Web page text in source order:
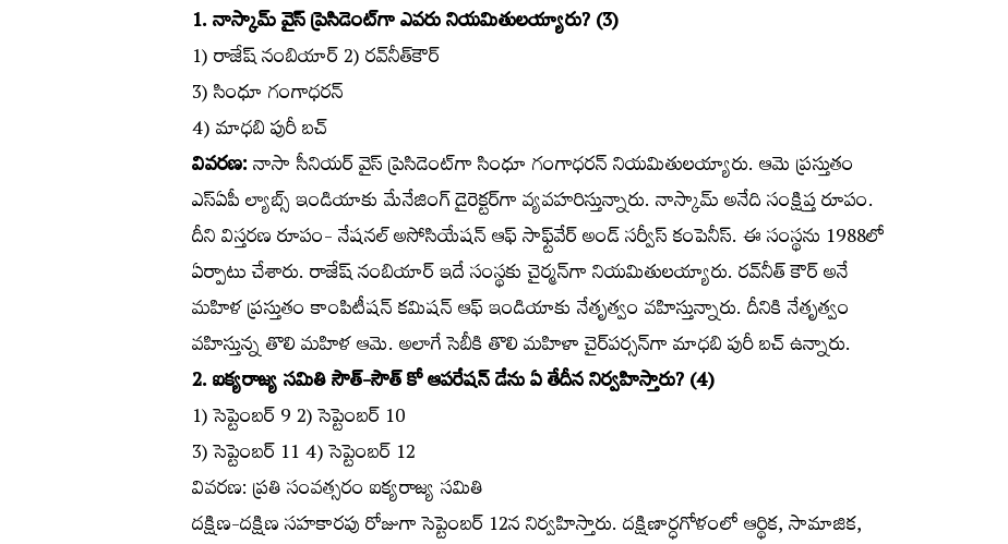
1. నాస్కామ్‌ వైస్‌ ప్రెసిడెంట్‌గా ఎవరు నియమితులయ్యారు? (3)
1) రాజేష్‌ నంబియార్‌ 2) రవ్‌నీత్‌కౌర్‌
3) సింధూ గంగాధరన్‌
4) మాధబి పురీ బచ్‌
వివరణ:నాసా సీనియర్‌ వైస్‌ ప్రెసిడెంట్‌గా సింధూ గంగాధరన్‌ నియమితులయ్యారు. ఆమె ప్రస్తుతం
ఎస్‌ఏపీ ల్యాబ్స్‌ ఇండియాకు మేనేజింగ్‌ డైరెక్టర్‌గా వ్యవహరిస్తున్నారు. నాస్కామ్‌ అనేది సంక్షిప్త రూపం.
దీని విస్తరణ రూపం- నేషనల్‌ అసోసియేషన్‌ ఆఫ్‌ సాఫ్ట్‌వేర్‌ అండ్‌ సర్వీస్‌ కంపెనీస్‌. ఈ సంస్థను 1988లో
ఏర్పాటు చేశారు. రాజేష్‌ నంబియార్‌ ఇదే సంస్థకు చైర్మన్‌గా నియమితులయ్యారు. రవ్‌నీత్‌ కౌర్‌ అనే
మహిళ ప్రస్తుతం కాంపిటీషన్‌ కమిషన్‌ ఆఫ్‌ ఇండియాకు నేతృత్వం వహిస్తున్నారు. దీనికి నేతృత్వం
వహిస్తున్న తొలి మహిళ ఆమె. అలాగే సెబీకి తొలి మహిళా చైర్‌పర్సన్‌గా మాధబి పురీ బచ్‌ ఉన్నారు.
2. ఐక్యరాజ్య సమితి సౌత్‌-సౌత్‌ కో ఆపరేషన్‌ డేను ఏ తేదీన నిర్వహిస్తారు? (4)
1) సెప్టెంబర్‌ 9 2) సెప్టెంబర్‌ 10
3) సెప్టెంబర్‌ 11 4) సెప్టెంబర్‌ 12
వివరణ: ప్రతి సంవత్సరం ఐక్యరాజ్య సమితి
దక్షిణ-దక్షిణ సహకారపు రోజుగా సెప్టెంబర్‌ 12న నిర్వహిస్తారు. దక్షిణార్ధగోళంలో ఆర్థిక, సామాజిక,